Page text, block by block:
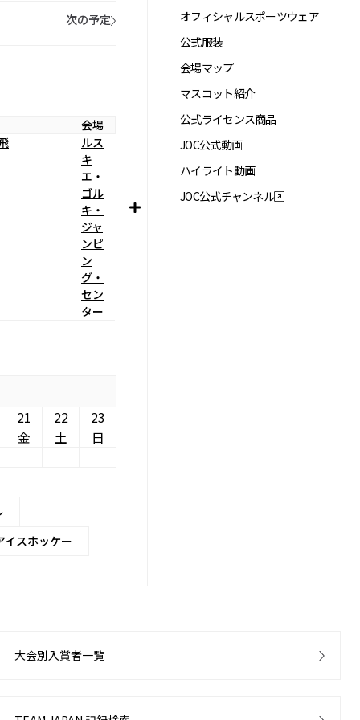
次の予定
会場
ルス
キ
エ・
ゴル
キ・
ジャ
ンピ
ン
グ・
セン
ター
21 22
23
金
土 日
イスホッケー
オフィシャルスポーツウェア
公式服装
会場マップ
マスコット紹介
公式ライセンス商品
JOC公式動画
ハイライト動画
JOC公式チャンネル
大会別入賞者一覧